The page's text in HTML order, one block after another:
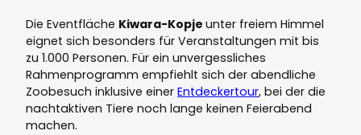
Die Eventfläche Kiwara-Kopje unter freiem Himmel
eignet sich besonders für Veranstaltungen mit bis
zu 1.000 Personen. Für ein unvergessliches
Rahmenprogramm empfiehlt sich der abendliche
Zoobesuch inklusive einer Entdeckertour, bei der die
nachtaktiven Tiere noch lange keinen Feierabend
machen.